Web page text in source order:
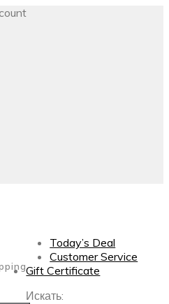
Today’s Deal
Customer Service
Gift Certificate
Искать: